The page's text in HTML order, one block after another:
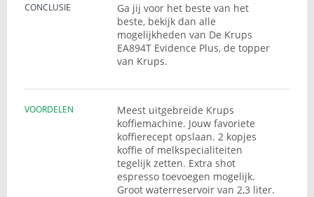
CONCLUSIE
Ga jij voor het beste van het
beste, bekijk dan alle
mogelijkheden van De Krups
EA894T Evidence Plus, de topper
van Krups.
VOORDELEN
Meest uitgebreide Krups
koffiemachine. Jouw favoriete
koffierecept opslaan. 2 kopjes
koffie of melkspecialiteiten
tegelijk zetten. Extra shot
espresso toevoegen mogelijk.
Groot waterreservoir van 2,3 liter.